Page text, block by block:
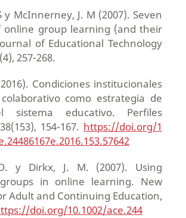
y McInnerney, J. M (2007). Seven
online group learning (and their
of Educational Technology
257-268.
Condiciones institucionales
como estrategia de
sistema educativo. Perfiles
154-167. https://doi.org/1
y Dirkx, J. M. (2007). Using
in online learning. New
Adult and Continuing Education,
doi.org/10.1002/ace.244